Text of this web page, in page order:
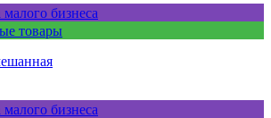
бизнеса
товары
бизнеса